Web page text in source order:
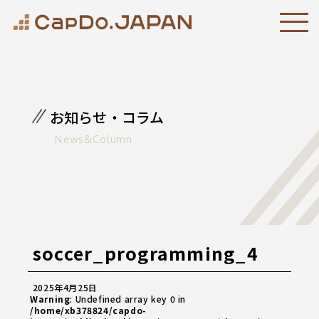
お知らせ・コラム
News&Column
soccer_programming_4
2025年4月25日
Warning: Undefined array key 0 in
/home/xb378824/capdo-